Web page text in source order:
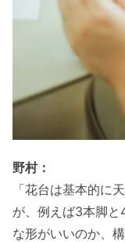
野村：
「花台は基本的に
が、例えば3本脚
な形がいいのか、